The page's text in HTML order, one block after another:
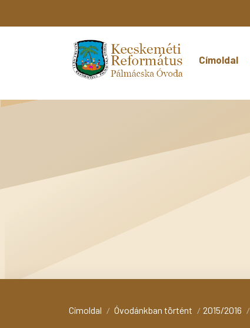
Címoldal
Címoldal / Óvodánkban történt / 2015/2016 /